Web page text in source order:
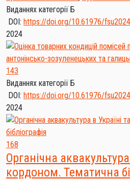
Виданнях категорії Б
DOI: https://doi.org/10.61976/
2024
143
Виданнях категорії Б
DOI: https://doi.org/10.61976/
2024
168
Органічна
кордоном. Тематична